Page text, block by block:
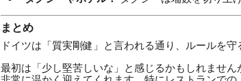
まとめ
ドイツは「質実剛健」と言われる通り、ルールを
最初は「少し堅苦しいな」と感じるかもしれませ